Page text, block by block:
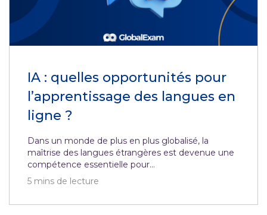
IA : quelles opportunités pour
l’apprentissage des langues en
ligne ?
Dans un monde de plus en plus globalisé, la
maîtrise des langues étrangères est devenue une
compétence essentielle pour...
5 mins de lecture